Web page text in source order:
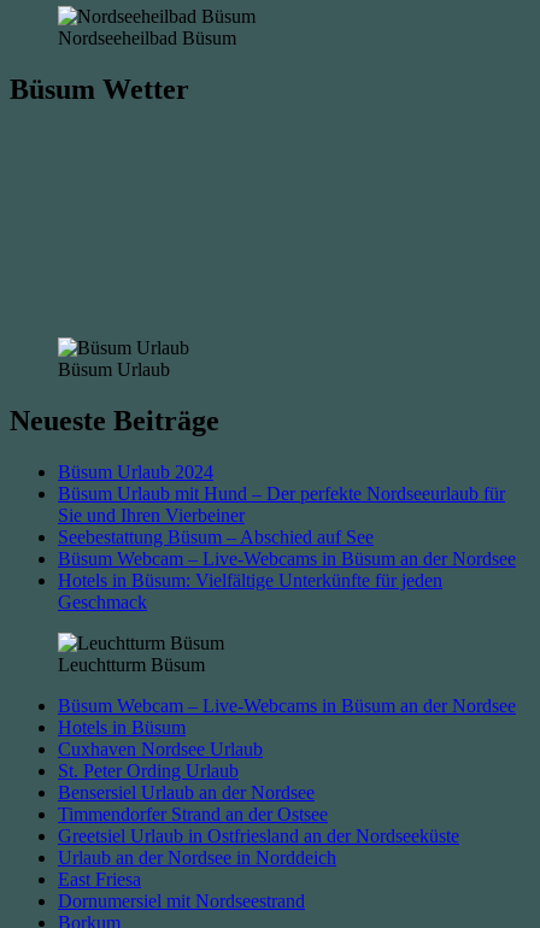
Nordseeheilbad Büsum
Büsum Wetter
Büsum Urlaub
Neueste Beiträge
Büsum Urlaub 2024
Büsum Urlaub mit Hund – Der perfekte Nordseeurlaub für
Sie und Ihren Vierbeiner
Seebestattung Büsum – Abschied auf See
Büsum Webcam – Live-Webcams in Büsum an der Nordsee
Hotels in Büsum: Vielfältige Unterkünfte für jeden
Geschmack
Leuchtturm Büsum
Büsum Webcam – Live-Webcams in Büsum an der Nordsee
Hotels in Büsum
Cuxhaven Nordsee Urlaub
St. Peter Ording Urlaub
Bensersiel Urlaub an der Nordsee
Timmendorfer Strand an der Ostsee
Greetsiel Urlaub in Ostfriesland an der Nordseeküste
Urlaub an der Nordsee in Norddeich
East Friesa
Dornumersiel mit Nordseestrand
Borkum